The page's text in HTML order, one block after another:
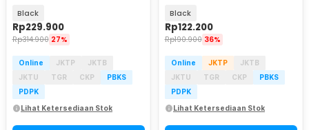
Black
Rp229.900
Rp314.900 27%
Online JKTP
JKTB
JKTU
TGR CKP
PBKS
PDPK
Lihat Ketersediaan Stok
21Black
Rp122.200
Rp190.900 36%
Online JKTP
JKTB
JKTU
TGR CKP
PBKS
PDPK
Lihat Ketersediaan Stok